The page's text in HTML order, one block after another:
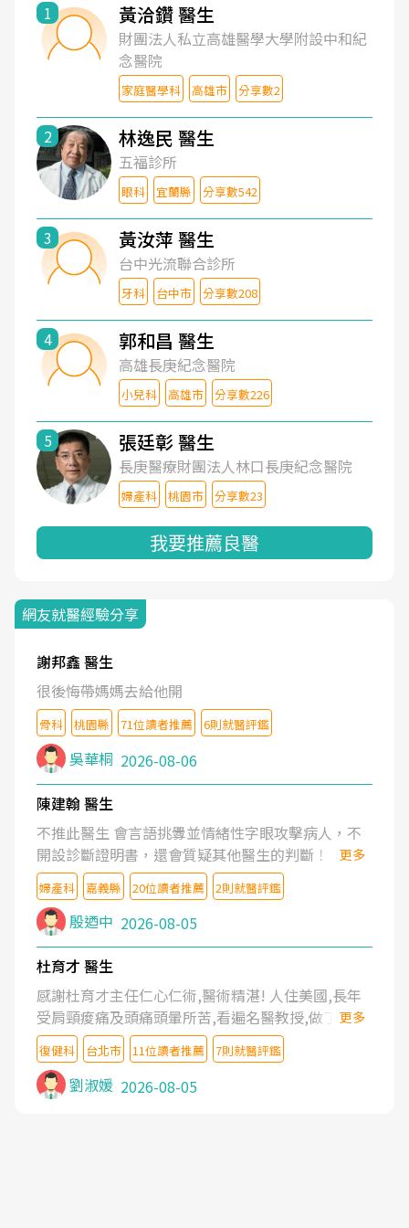
1 黃洽鑽 醫生
財團法人私立高雄醫學大學附設中和紀
念醫院
家庭醫學科 高雄市 分享數2
2 林逸民 醫生
五福診所
眼科 宜蘭縣 分享數542
3 黃汝萍 醫生
台中光流聯合診所
牙科 台中市 分享數208
4 郭和昌 醫生
高雄長庚紀念醫院
小兒科 高雄市 分享數226
5 張廷彰 醫生
長庚醫療財團法人林口長庚紀念醫院
婦產科 桃園市 分享數23
我要推薦良醫
網友就醫經驗分享
謝邦鑫 醫生
很後悔帶媽媽去給他開
骨科 桃園縣 71位讀者推薦 6則就醫評鑑
吳華桐 2026-08-06
陳建翰 醫生
不推此醫生 會言語挑釁並情緒性字眼攻擊病人，不
開設診斷證明書，還會質疑其他醫生的判斷！
更多
婦產科 嘉義縣 20位讀者推薦 2則就醫評鑑
殷迺中 2026-08-05
杜育才 醫生
感謝杜育才主任仁心仁術,醫術精湛! 人住美國,長年
受肩頸痠痛及頭痛頭暈所苦,看遍名醫教授,做了各種
檢查,也嘗試過西醫打針,中醫針灸及物理徒手治療都
沒有用,後來連吃到嗎啡類止痛藥都效果有限,只是壓
症狀,沒多久就痛起來,多年失眠嚴重影響生活品質.
台灣親友介紹忠孝醫院杜育才主任是頸頭症候群專
更多
復健科 台北市 11位讀者推薦 7則就醫評鑑
劉淑媛 2026-08-05